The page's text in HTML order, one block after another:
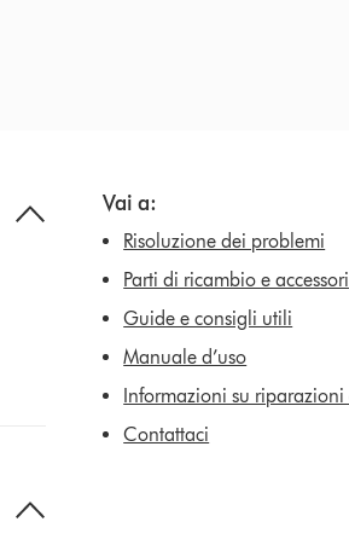
Vai a:
Risoluzione dei problemi
Parti di ricambio e accessori
Guide e consigli utili
Manuale d’uso
Informazioni su
Contattaci